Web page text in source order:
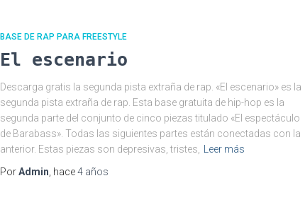
BASE DE RAP PARA FREESTYLE
El escenario
Descarga gratis la segunda pista extraña de rap. «El escenario» es la
segunda pista extraña de rap. Esta base gratuita de hip-hop es la
segunda parte del conjunto de cinco piezas titulado «El espectáculo
de Barabass». Todas las siguientes partes están conectadas con la
anterior. Estas piezas son depresivas, tristes,
Leer más
PorAdmin , hace4 años